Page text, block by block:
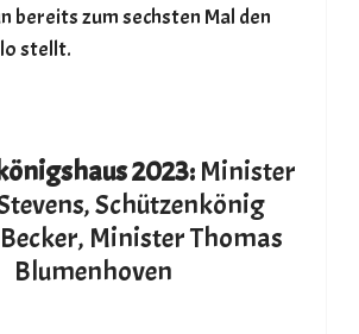
bereits zum sechsten Mal den
stellt.
2023:Minister
Schützenkönig
Minister Thomas
Blumenhoven